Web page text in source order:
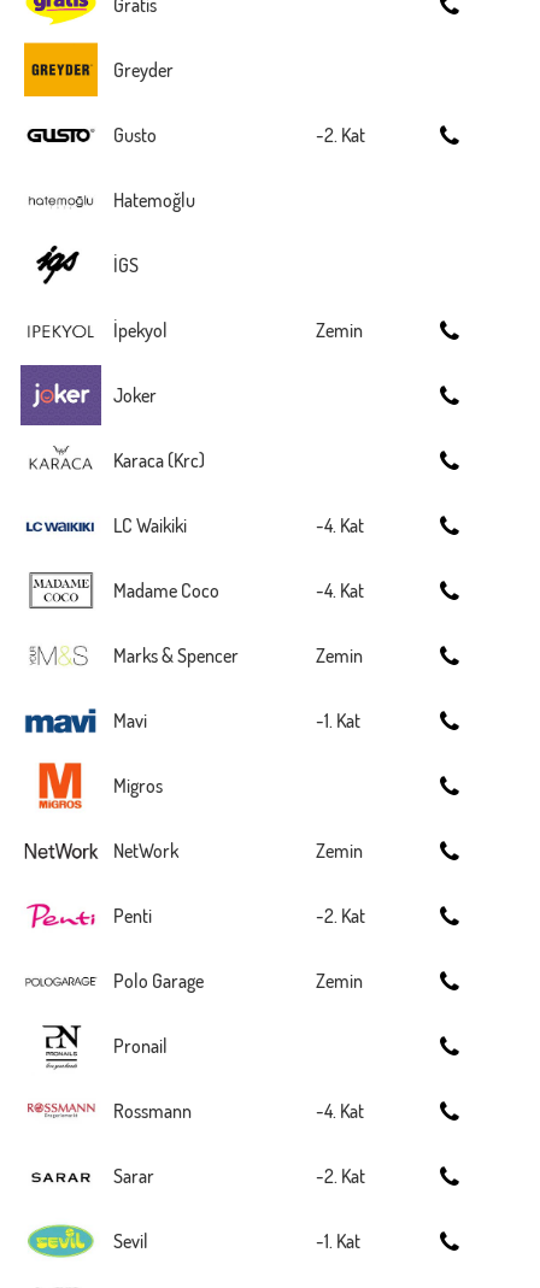
Gratis
Greyder
Gusto -2. Kat
Hatemoğlu
İGS
İpekyol Zemin
Joker
Karaca (Krc)
LC Waikiki -4. Kat
Madame Coco -4. Kat
Marks & Spencer Zemin
Mavi -1. Kat
Migros
NetWork Zemin
Penti -2. Kat
Polo Garage Zemin
Pronail
Rossmann -4. Kat
Sarar -2. Kat
Sevil -1. Kat